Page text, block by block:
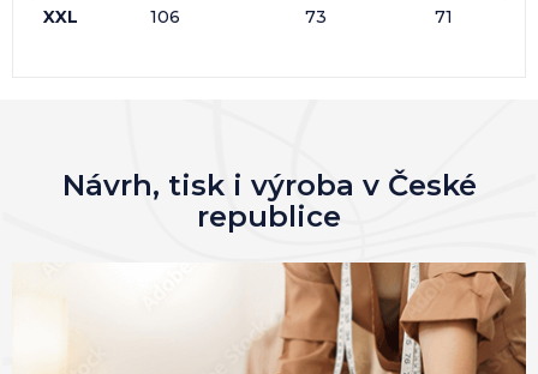
XXL 106 73 71
Návrh, tisk i výroba v České
republice